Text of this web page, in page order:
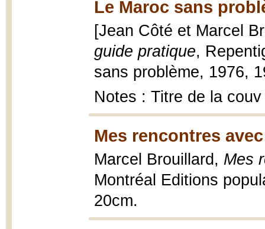
Le Maroc sans
[Jean Côté et Marcel
guide pratique,
sans problème, 1976,
Notes : Titre de la couv
Mes rencontres
Marcel Brouillard, Mes
Montréal Editions
20cm.